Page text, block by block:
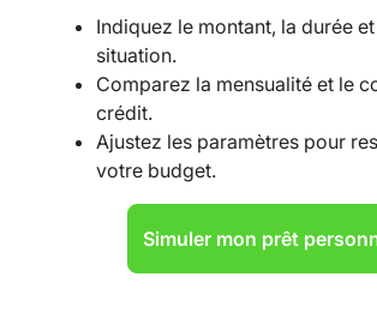
Indiquez le montant, la durée
situation.
Comparez la mensualité et le
crédit.
Ajustez les paramètres pour
votre budget.
Simuler mon prêt